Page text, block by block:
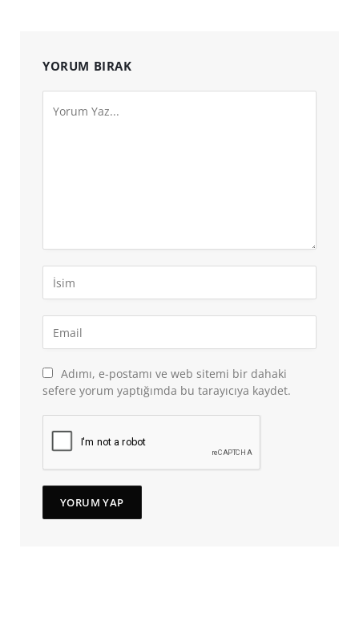
YORUM BIRAK
Adımı, e-postamı ve web sitemi bir dahaki
sefere yorum yaptığımda bu tarayıcıya kaydet.